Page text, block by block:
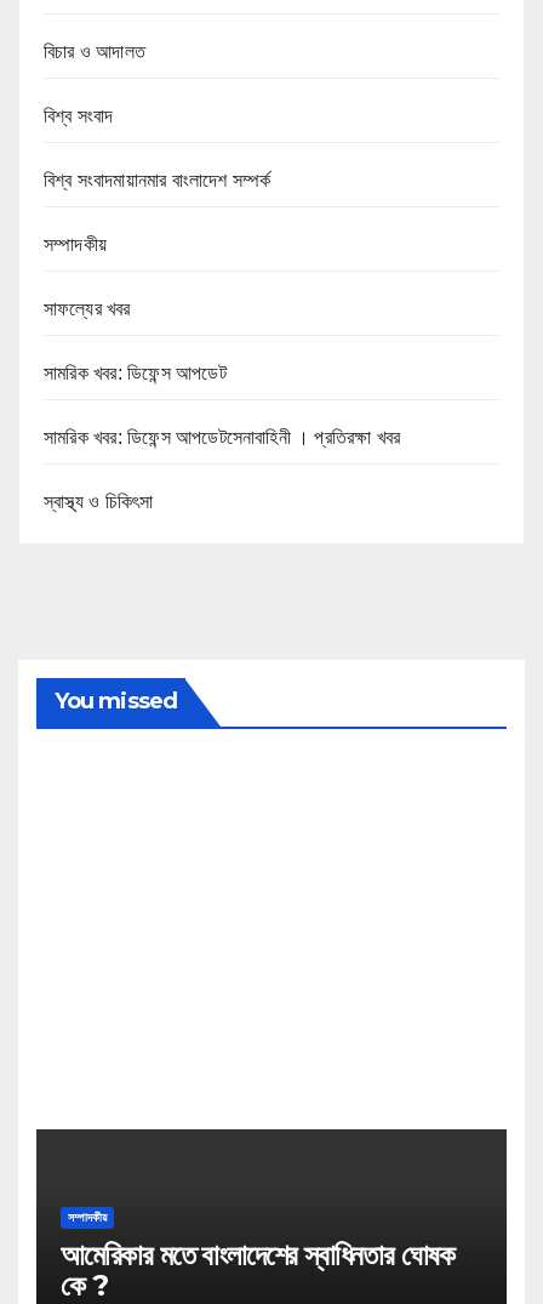
বিচার ও আদালত
বিশ্ব সংবাদ
বিশ্ব সংবাদমায়ানমার বাংলাদেশ সম্পর্ক
সম্পাদকীয়
সাফল্যের খবর
সামরিক খবর: ডিফেন্স আপডেট
সামরিক খবর: ডিফেন্স আপডেটসেনাবাহিনী । প্রতিরক্ষা খবর
স্বাস্থ্য ও চিকিৎসা
You missed
সম্পাদকীয়
আমেরিকার মতে বাংলাদেশের স্বাধিনতার ঘোষক
কে ?